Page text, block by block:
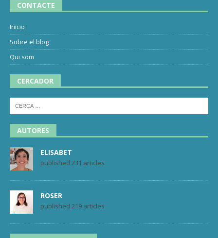
CONTACTE
Inicio
Sobre el blog
Qui som
CERCADOR
AUTORES
ELISABET
published 231 articles
ROSER
published 219 articles